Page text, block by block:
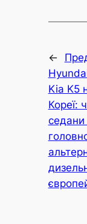
←
Kia K5
Кореї:
седани